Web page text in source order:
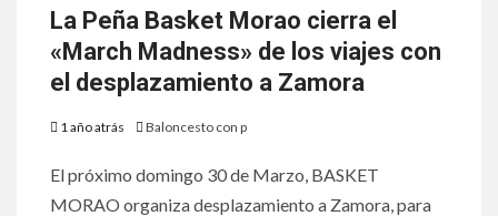
La Peña Basket Morao cierra el
«March Madness» de los viajes con
el desplazamiento a Zamora
1 año atrás Baloncesto con p
El próximo domingo 30 de Marzo, BASKET
MORAO organiza desplazamiento a Zamora, para